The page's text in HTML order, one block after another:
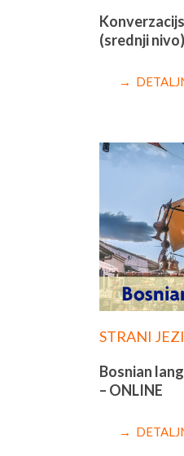
(srednji
→
STRANI
Bosnian
– ONLINE
→